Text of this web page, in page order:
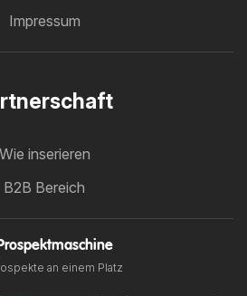
Impressum
Wie inserieren
B2B Bereich
an einem Platz